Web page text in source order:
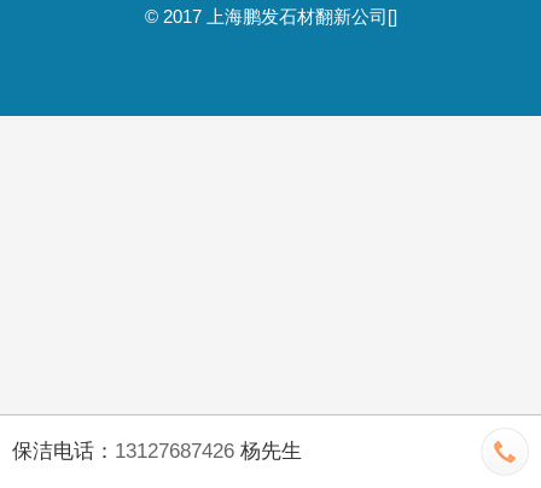
© 2017
上海鹏发石材翻新公司[]
保洁电话： 13127687426 杨先生